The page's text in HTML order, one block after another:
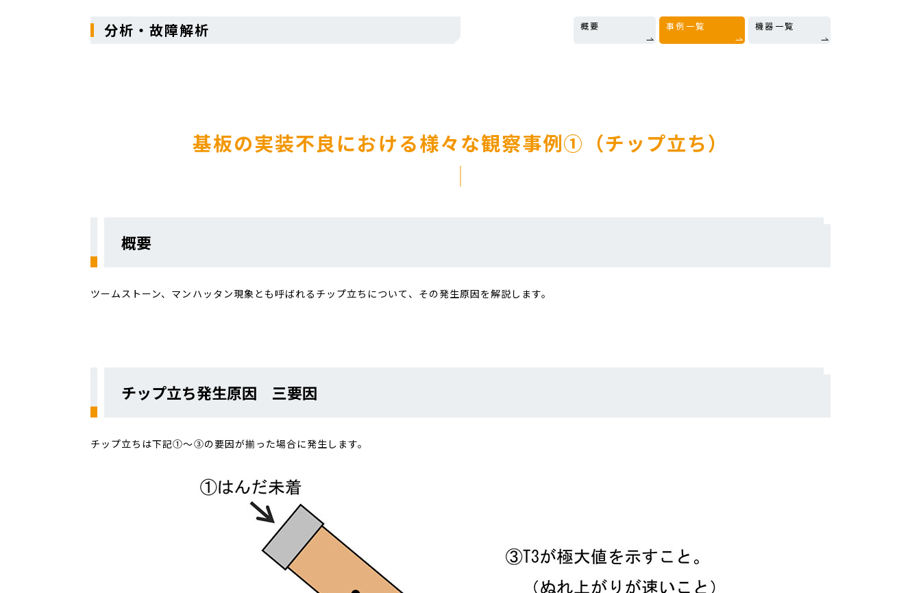
分析・故障解析 概要 事例一覧 機器一覧
基板の実装不良における様々な観察事例①（チップ立ち）
概要
ツームストーン、マンハッタン現象とも呼ばれるチップ立ちについて、その発生原因を解説します。
チップ立ち発生原因 三要因
チップ立ちは下記①～③の要因が揃った場合に発生します。